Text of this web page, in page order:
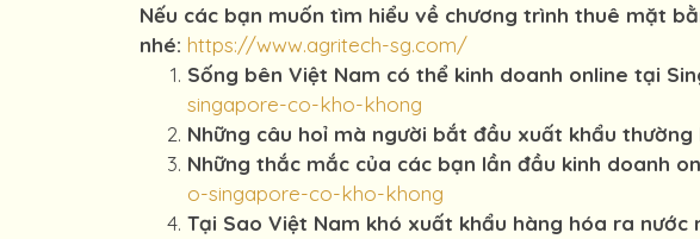
Nếu các bạn muốn tìm hiểu về chương trình thuê mặt
nhé: https://www.agritech-sg.com/
Sống bên Việt Nam có thể kinh doanh online tại
singapore-co-kho-khong
Những câu hoỉ mà người bắt đầu xuất khẩu thường
Những thắc mắc của các bạn lần đầu kinh doanh
o-singapore-co-kho-khong
Tại Sao Việt Nam khó xuất khẩu hàng hóa ra nước